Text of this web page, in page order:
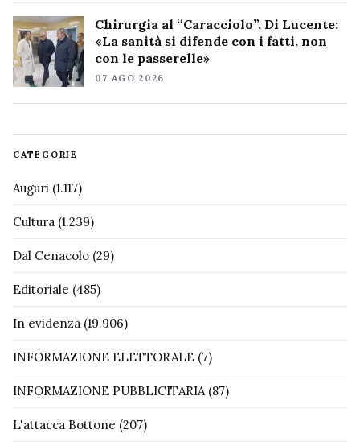
Chirurgia al “Caracciolo”, Di Lucente:
«La sanità si difende con i fatti, non
con le passerelle»
07 AGO 2026
CATEGORIE
Auguri (1.117)
Cultura (1.239)
Dal Cenacolo (29)
Editoriale (485)
In evidenza (19.906)
INFORMAZIONE ELETTORALE (7)
INFORMAZIONE PUBBLICITARIA(87)
L'attacca Bottone (207)